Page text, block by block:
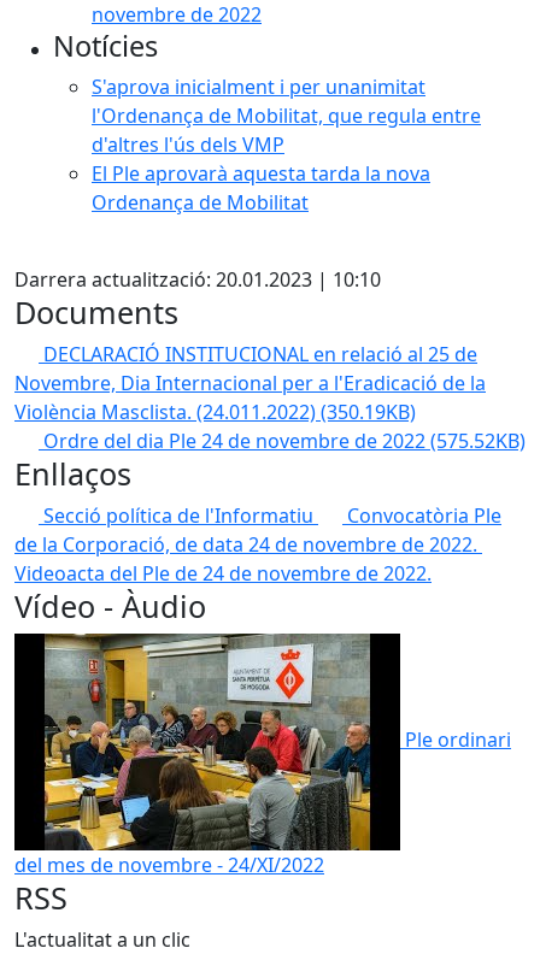
novembre de 2022
Notícies
S'aprova inicialment i per unanimitat
l'Ordenança de Mobilitat, que regula entre
d'altres l'ús dels VMP
El Ple aprovarà aquesta tarda la nova
Ordenança de Mobilitat
Darrera actualització: 20.01.2023 | 10:10
Documents
DECLARACIÓ INSTITUCIONAL en relació al 25 de
Novembre, Dia Internacional per a l'Eradicació de la
Violència Masclista. (24.011.2022)(350.19KB)
Ordre del dia Ple 24 de novembre de 2022(575.52KB)
Enllaços
Secció política de l'Informatiu
Convocatòria Ple
de la Corporació, de data 24 de novembre de 2022.
Videoacta del Ple de 24 de novembre de 2022.
Vídeo - Àudio
Ple ordinari
del mes de novembre - 24/XI/2022
RSS
L'actualitat a un clic